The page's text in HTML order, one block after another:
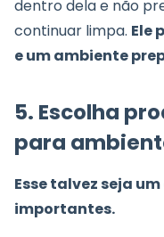
dentro dela e não
continuar limpa. Ele
e um ambiente
5. Escolha
para
Esse talvez seja
importantes.